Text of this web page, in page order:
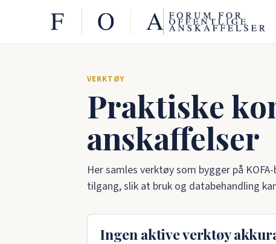
VERKTØY
Praktiske
anskaffelser
Her samles verktøy som bygger på
tilgang, slik at bruk og databehandling
Ingen aktive verktøy